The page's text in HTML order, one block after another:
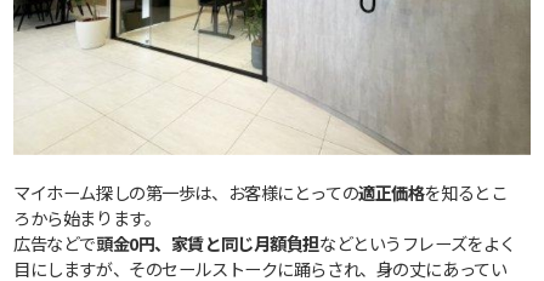
マイホーム探しの第一歩は、お客様にとっての適正価格を知るとこ
ろから始まります。
広告などで頭金0円、家賃と同じ月額負担などというフレーズをよく
目にしますが、そのセールストークに踊らされ、身の丈にあってい